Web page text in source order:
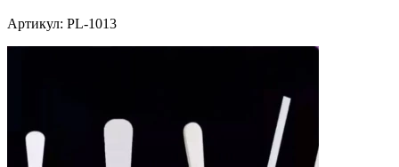
Артикул: PL-1013